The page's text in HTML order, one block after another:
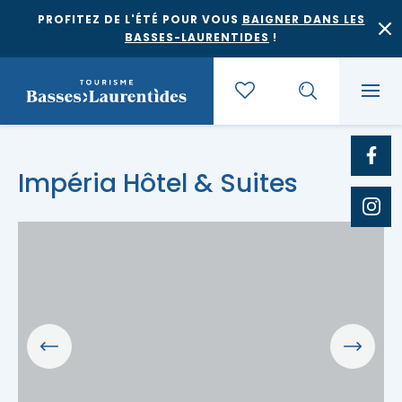
PROFITEZ DE L'ÉTÉ POUR VOUS BAIGNER DANS LES
BASSES-LAURENTIDES !
Quoi faire
Escapades
Impéria Hôtel & Suites